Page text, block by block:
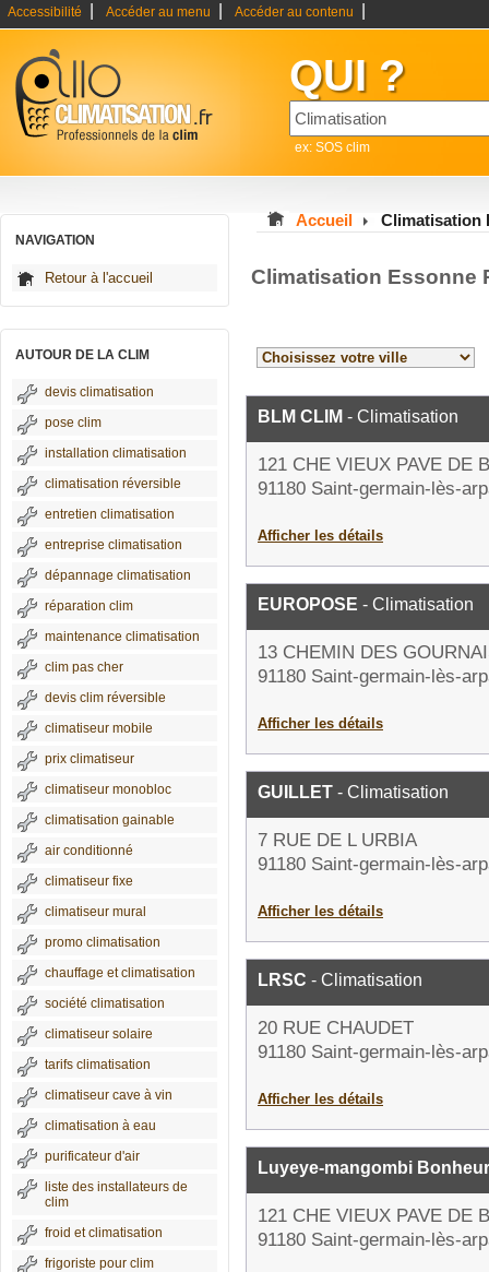
Accessibilité Accéder au menu Accéder au contenu
QUI ?
ex: SOS clim
NAVIGATION
Retour à l'accueil
AUTOUR DE LA CLIM
devis climatisation
pose clim
installation climatisation
climatisation réversible
entretien climatisation
entreprise climatisation
dépannage climatisation
réparation clim
maintenance climatisation
clim pas cher
devis clim réversible
climatiseur mobile
prix climatiseur
climatiseur monobloc
climatisation gainable
air conditionné
climatiseur fixe
climatiseur mural
promo climatisation
chauffage et climatisation
société climatisation
climatiseur solaire
tarifs climatisation
climatiseur cave à vin
climatisation à eau
purificateur d'air
liste des installateurs de
clim
froid et climatisation
frigoriste pour clim
Accueil Climatisation
Climatisation Essonne
BLM CLIM - Climatisation
121 CHE VIEUX PAVE DE
91180 Saint-germain-lès-
Afficher les détails
EUROPOSE - Climatisation
13 CHEMIN DES
91180 Saint-germain-lès-
Afficher les détails
GUILLET - Climatisation
7 RUE DE L URBIA
91180 Saint-germain-lès-
Afficher les détails
LRSC - Climatisation
20 RUE CHAUDET
91180 Saint-germain-lès-
Afficher les détails
Luyeye-mangombi Bonheur
121 CHE VIEUX PAVE DE
91180 Saint-germain-lès-